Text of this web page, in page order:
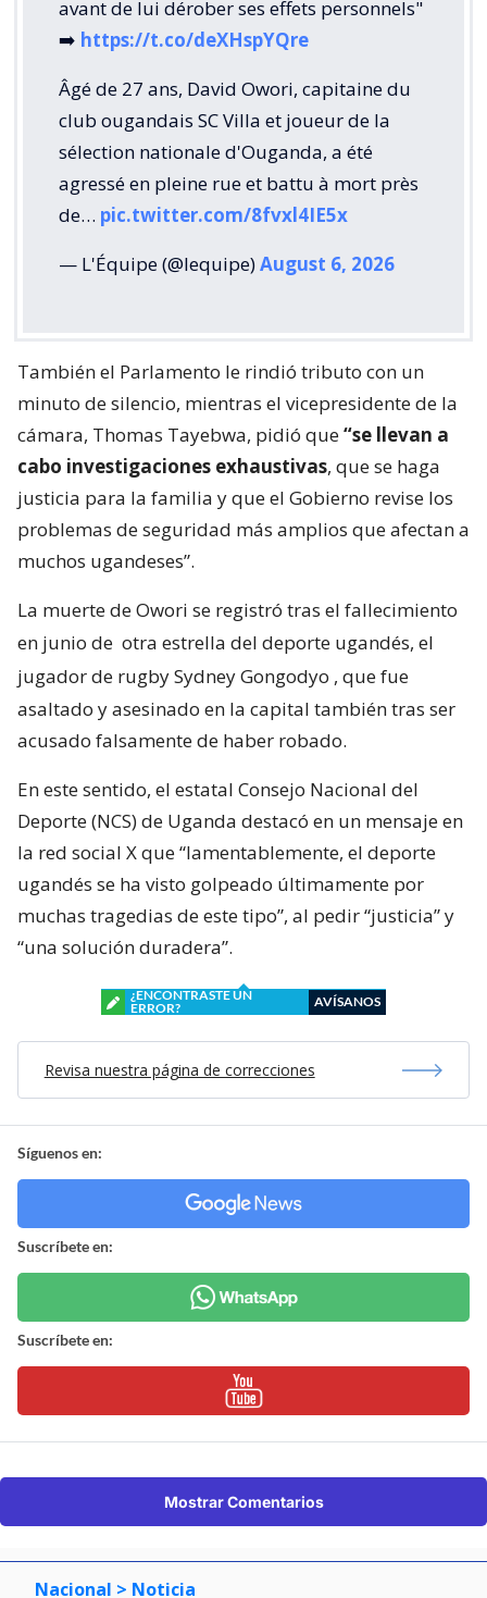
avant de lui dérober ses effets personnels"
➡️ https://t.co/deXHspYQre
Âgé de 27 ans, David Owori, capitaine du
club ougandais SC Villa et joueur de la
sélection nationale d'Ouganda, a été
agressé en pleine rue et battu à mort près
de… pic.twitter.com/8fvxl4IE5x
— L'Équipe (@lequipe)August 6, 2026
También el Parlamento le rindió tributo con un
minuto de silencio, mientras el vicepresidente de la
cámara, Thomas Tayebwa, pidió que“se llevan a
cabo investigaciones exhaustivas, que se haga
justicia para la familia y que el Gobierno revise los
problemas de seguridad más amplios que afectan a
muchos ugandeses”.
La muerte de Owori se registró tras el fallecimiento
en junio de otra estrella del deporte ugandés, el
jugador de rugby Sydney Gongodyo , que fue
asaltado y asesinado en la capital también tras ser
acusado falsamente de haber robado.
En este sentido, el estatal Consejo Nacional del
Deporte (NCS) de Uganda destacó en un mensaje en
la red social X que “lamentablemente, el deporte
ugandés se ha visto golpeado últimamente por
muchas tragedias de este tipo”, al pedir “justicia” y
“una solución duradera”.
¿ENCONTRASTE UN
ERROR?
AVÍSANOS
Revisa nuestra página de correcciones
Síguenos en:
Suscríbete en:
Suscríbete en:
Mostrar Comentarios
Nacional > Noticia